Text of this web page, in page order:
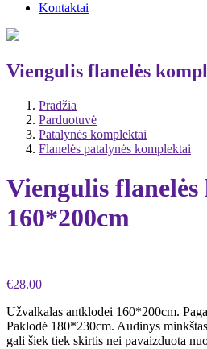
Kontaktai
Viengulis flanelės
Pradžia
Parduotuvė
Patalynės komplektai
Flanelės patalynės komplektai
Viengulis
160*200cm
€28.00
Užvalkalas antklodei 160*200cm.
Paklodė 180*230cm. Audinys
gali šiek tiek skirtis nei pavaizduota